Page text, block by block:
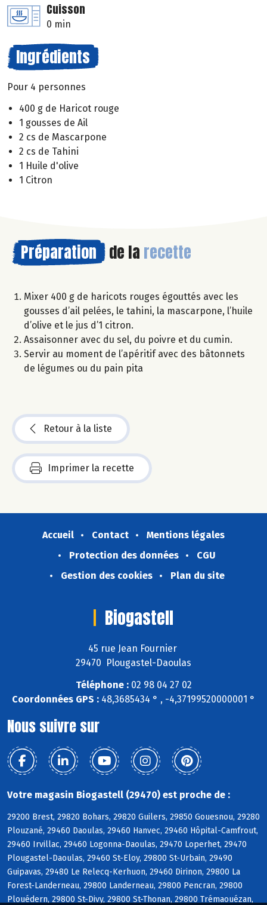
Cuisson
0 min
Ingrédients
Pour 4 personnes
400 g de Haricot rouge
1 gousses de Ail
2 cs de Mascarpone
2 cs de Tahini
1 Huile d'olive
1 Citron
Préparation de la recette
Mixer 400 g de haricots rouges égouttés avec les
gousses d’ail pelées, le tahini, la mascarpone, l’huile
d’olive et le jus d’1 citron.
Assaisonner avec du sel, du poivre et du cumin.
Servir au moment de l’apéritif avec des bâtonnets
de légumes ou du pain pita
Retour à la liste
Imprimer la recette
Accueil Contact
Mentions légales
Protection des données
CGU
Gestion des cookies
Plan du site
Biogastell
45 rue Jean Fournier
29470 Plougastel-Daoulas
Téléphone :02 98 04 27 02
Coordonnées GPS : 48,3685434 ° , -4,37199520000001 °
Nous suivre sur
Votre magasin Biogastell (29470) est proche de :
29200 Brest, 29820 Bohars, 29820 Guilers, 29850 Gouesnou, 29280
Plouzané, 29460 Daoulas, 29460 Hanvec, 29460 Hôpital-Camfrout,
29460 Irvillac, 29460 Logonna-Daoulas, 29470 Loperhet, 29470
Plougastel-Daoulas, 29460 St-Eloy, 29800 St-Urbain, 29490
Guipavas, 29480 Le Relecq-Kerhuon, 29460 Dirinon, 29800 La
Forest-Landerneau, 29800 Landerneau, 29800 Pencran, 29800
Plouédern, 29800 St-Divy, 29800 St-Thonan, 29800 Trémaouézan,